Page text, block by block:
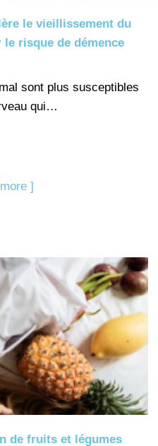
le vieillissement du
risque de démence
sont plus susceptibles
qui…
]
de fruits et légumes